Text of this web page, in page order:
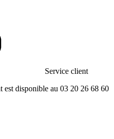
Service client
est disponible au 03 20 26 68 60